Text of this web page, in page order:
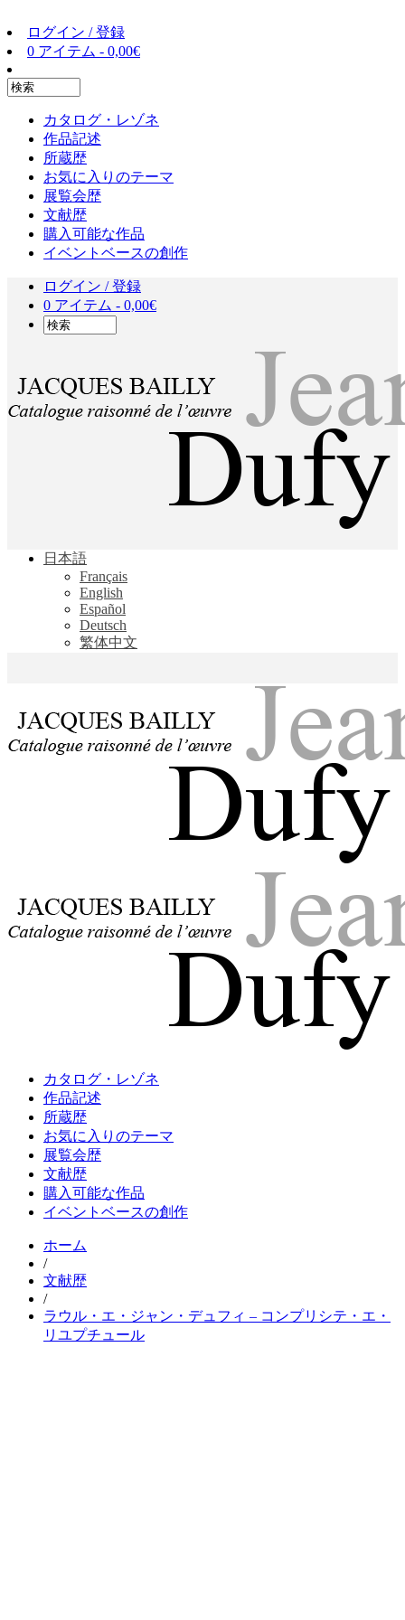
ログイン / 登録
0 アイテム - 0,00€
カタログ・レゾネ
作品記述
所蔵歴
お気に入りのテーマ
展覧会歴
文献歴
購入可能な作品
イベントベースの創作
ログイン / 登録
0 アイテム - 0,00€
Jean Dufy
Jacques Bailly - Catalogue raisonné de l'œuvre de Jean Dufy
日本語
Français
English
Español
Deutsch
繁体中文
Jean Dufy
Jacques Bailly - Catalogue raisonné de l'œuvre de Jean Dufy
Jean Dufy
Jacques Bailly - Catalogue raisonné de l'œuvre de Jean Dufy
カタログ・レゾネ
作品記述
所蔵歴
お気に入りのテーマ
展覧会歴
文献歴
購入可能な作品
イベントベースの創作
ホーム
/
文献歴
/
ラウル・エ・ジャン・デュフィ – コンプリシテ・エ・
リユプチュール